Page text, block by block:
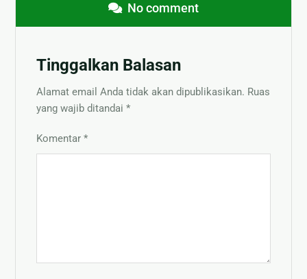
No comment
Tinggalkan Balasan
Alamat email Anda tidak akan dipublikasikan. Ruas
yang wajib ditandai*
Komentar*